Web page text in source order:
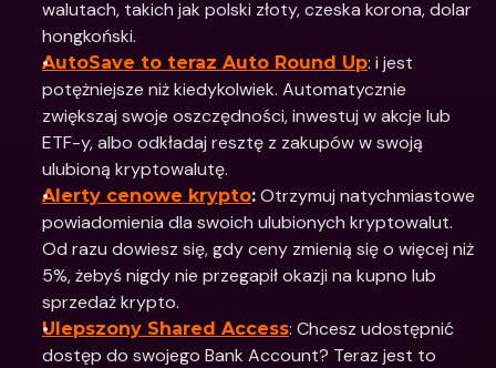
walutach, takich jak polski złoty, czeska korona, dolar
hongkoński.
AutoSave to teraz Auto Round Up: i jest
potężniejsze niż kiedykolwiek. Automatycznie
zwiększaj swoje oszczędności, inwestuj w akcje lub
ETF-y, albo odkładaj resztę z zakupów w swoją
ulubioną kryptowalutę.
Alerty cenowe krypto: Otrzymuj natychmiastowe
powiadomienia dla swoich ulubionych kryptowalut.
Od razu dowiesz się, gdy ceny zmienią się o więcej niż
5%, żebyś nigdy nie przegapił okazji na kupno lub
sprzedaż krypto.
Ulepszony Shared Access: Chcesz udostępnić
dostęp do swojego Bank Account? Teraz jest to